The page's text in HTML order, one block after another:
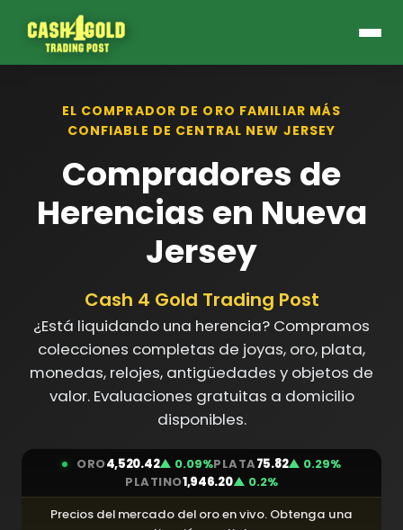
EL COMPRADOR DE ORO FAMILIAR MÁS
CONFIABLE DE CENTRAL NEW JERSEY
Compradores de
Herencias en Nueva
Jersey
Cash 4 Gold Trading Post
¿Está liquidando una herencia? Compramos
colecciones completas de joyas, oro, plata,
monedas, relojes, antigüedades y objetos de
valor. Evaluaciones gratuitas a domicilio
disponibles.
ORO4,520.42▲ 0.09%PLATA75.82▲ 0.29%
PLATINO1,946.20▲ 0.2%
Precios del mercado del oro en vivo. Obtenga una